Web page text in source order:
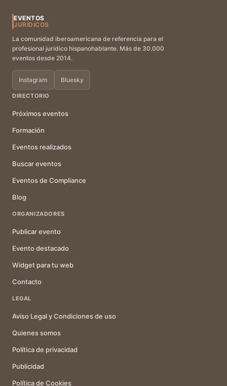
EVENTOS
JURÍDICOS
La comunidad iberoamericana de referencia para el
profesional jurídico hispanohablante. Más de 30.000
eventos desde 2014.
Instagram Bluesky
DIRECTORIO
Próximos eventos
Formación
Eventos realizados
Buscar eventos
Eventos de Compliance
Blog
ORGANIZADORES
Publicar evento
Evento destacado
Widget para tu web
Contacto
LEGAL
Aviso Legal y Condiciones de uso
Quienes somos
Política de privacidad
Publicidad
Política de Cookies